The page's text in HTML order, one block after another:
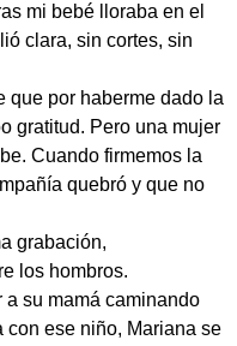
mi bebé lloraba en el
clara, sin cortes, sin
por haberme dado la
gratitud. Pero una mujer
Cuando firmemos la
quebró y que no
grabación,
los hombros.
su mamá caminando
con ese niño, Mariana se